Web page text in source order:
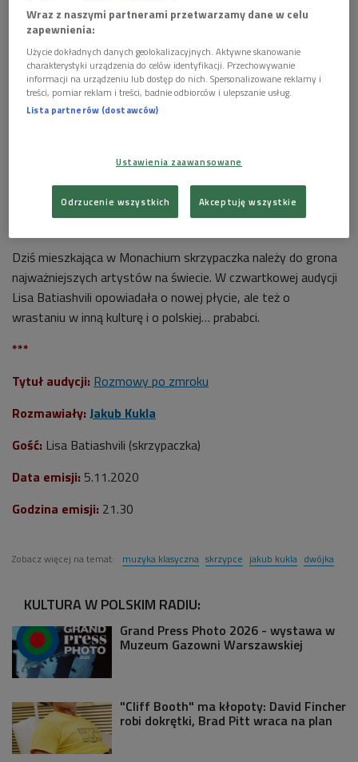
Lisa Batiashvili Foto: Pap/Paul Zinken
POSŁUCHAJ
Rozmowa ze skrzypaczką Lisą Batiashvili (Rozmowy po
zmroku/Dwójka)
Dziś mieszkająca w Monachium skrzypaczka należy do grona
najważniejszych artystów na świecie. W czwartkowej audycji
Lisa Batiashvili opowiadała o nowej płycie, ale też o
wrastaniu w inną kulturę i o polskiej… prababci.
***
Tytuł audycji: Rozmowy po zmroku
Rozmawiały: Jakub Kukla
Gość: Lisa Batiashvili (skrzypaczka)
Data emisji: 5.11.2020
Godzina emisji: 21.30
Zobacz więcej na temat: muzyka klasyczna skrzypce jakub kukla dwójka
KULTURA W POLSKIM RADIU:
Grand Press Photo 2026 - wystawa w
Muzeum Gazowni Warszawskiej
"Cliff Booth" ma kłopoty: David Fincher
robi dokrętki, Brad Pitt wraca na plan
Wraz z naszymi partnerami przetwarzamy dane w celu
zapewnienia:
Użycie dokładnych danych geolokalizacyjnych. Aktywne skanowanie
charakterystyki urządzenia do celów identyfikacji. Przechowywanie
informacji na urządzeniu lub dostęp do nich. Spersonalizowane reklamy i
treści, pomiar reklam i treści, badnie odbiorców i ulepszanie usług.
Lista partnerów (dostawców)
Ustawienia zaawansowane
Odrzucenie wszystkich Akceptuję wszystkie